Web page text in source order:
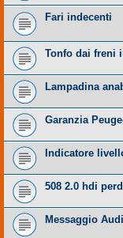
Fari indecenti
Tonfo dai freni
Lampadina
Garanzia
Indicatore
508 2.0 hdi
Messaggio